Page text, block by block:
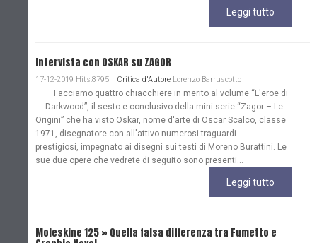
Leggi tutto
Intervista con OSKAR su ZAGOR
17-12-2019 Hits:8795 Critica d'Autore Lorenzo Barruscotto
Facciamo quattro chiacchiere in merito al volume “L'eroe di
Darkwood”, il sesto e conclusivo della mini serie “Zagor – Le
Origini” che ha visto Oskar, nome d'arte di Oscar Scalco, classe
1971, disegnatore con all'attivo numerosi traguardi
prestigiosi, impegnato ai disegni sui testi di Moreno Burattini. Le
sue due opere che vedrete di seguito sono presenti...
Leggi tutto
Moleskine 125 » Quella falsa differenza tra Fumetto e